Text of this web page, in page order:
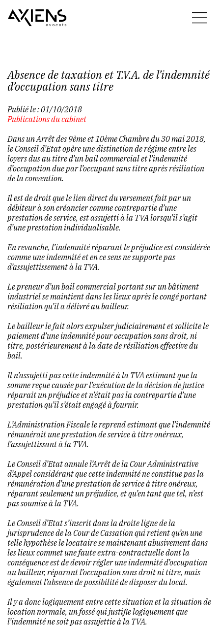
Absence de taxation et T.V.A. de l’indemnité
d’occupation sans titre
Publié le :01/10/2018
Publications du cabinet
Dans un Arrêt des 9ème et 10ème Chambre du 30 mai 2018,
le Conseil d’Etat opère une distinction de régime entre les
loyers dus au titre d’un bail commercial et l’indemnité
d’occupation due par l’occupant sans titre après résiliation
de la convention.
Il est de droit que le lien direct du versement fait par un
débiteur à son créancier comme contrepartie d’une
prestation de service, est assujetti à la TVA lorsqu’il s’agit
d’une prestation individualisable.
En revanche, l’indemnité réparant le préjudice est considérée
comme une indemnité et en ce sens ne supporte pas
d’assujettissement à la TVA.
Le preneur d’un bail commercial portant sur un bâtiment
industriel se maintient dans les lieux après le congé portant
résiliation qu’il a délivré au bailleur.
Le bailleur le fait alors expulser judiciairement et sollicite le
paiement d’une indemnité pour occupation sans droit, ni
titre, postérieurement à la date de résiliation effective du
bail.
Il n’assujetti pas cette indemnité à la TVA estimant que la
somme reçue causée par l’exécution de la décision de justice
réparait un préjudice et n’était pas la contrepartie d’une
prestation qu’il s’était engagé à fournir.
L’Administration Fiscale le reprend estimant que l’indemnité
rémunérait une prestation de service à titre onéreux,
l’assujettissant à la TVA.
Le Conseil d’Etat annule l’Arrêt de la Cour Administrative
d’Appel considérant que cette indemnité ne constitue pas la
rémunération d’une prestation de service à titre onéreux,
réparant seulement un préjudice, et qu’en tant que tel, n’est
pas soumise à la TVA.
Le Conseil d’Etat s’inscrit dans la droite ligne de la
jurisprudence de la Cour de Cassation qui retient qu’en une
telle hypothèse le locataire se maintenant abusivement dans
les lieux commet une faute extra-contractuelle dont la
conséquence est de devoir régler une indemnité d’occupation
au bailleur, réparant l’occupation sans droit ni titre, mais
également l’absence de possibilité de disposer du local.
Il y a donc logiquement entre cette situation et la situation de
location normale, un fossé qui justifie logiquement que
l’indemnité ne soit pas assujettie à la TVA.